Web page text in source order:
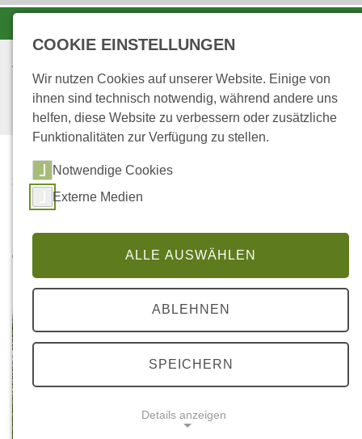
STARTSEITE
...
TETTENBUSCH
Tettenbusch
COOKIE EINSTELLUNGEN
Wir nutzen Cookies auf unserer Website. Einige von
ihnen sind technisch notwendig, während andere uns
helfen, diese Website zu verbessern oder zusätzliche
Funktionalitäten zur Verfügung zu stellen.
Notwendige Cookies
Externe Medien
ALLE AUSWÄHLEN
ABLEHNEN
SPEICHERN
Details anzeigen